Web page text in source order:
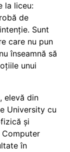
la liceu:
de
Sunt
care nu pun
înseamnă să
unui
elevă din
University cu
și
Computer
în